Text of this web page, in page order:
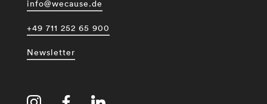
info@wecause.de
+49 711 252 65 900
Newsletter